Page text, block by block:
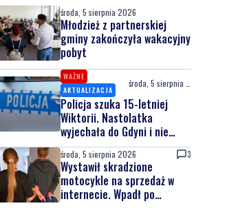
środa, 5 sierpnia 2026
Młodzież z partnerskiej
gminy zakończyła wakacyjny
pobyt